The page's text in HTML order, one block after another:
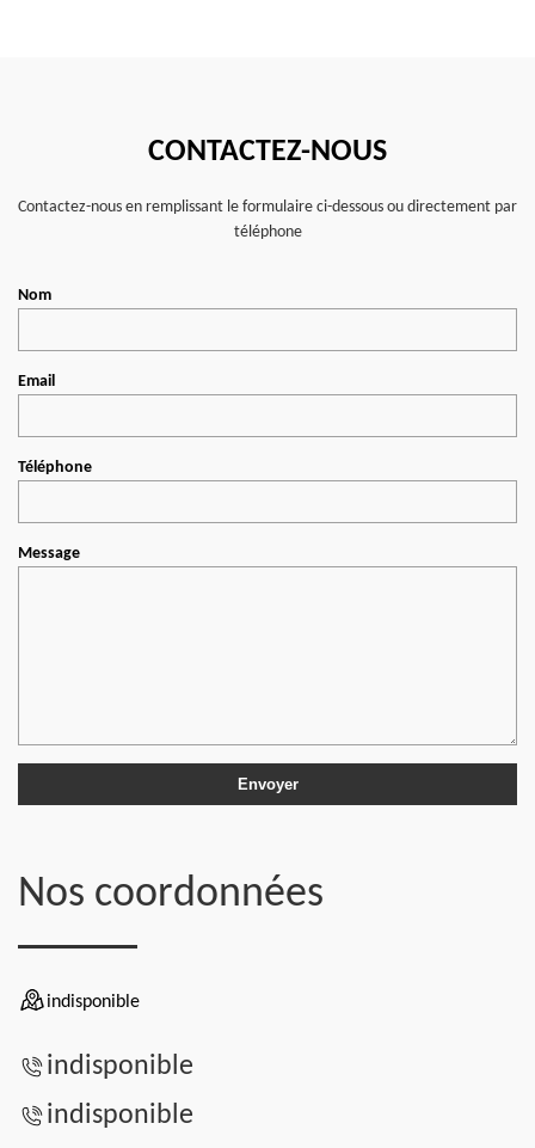
CONTACTEZ-NOUS
Contactez-nous en remplissant le formulaire ci-dessous ou directement par
téléphone
Nom
Email
Téléphone
Message
Nos coordonnées
indisponible
indisponible
indisponible